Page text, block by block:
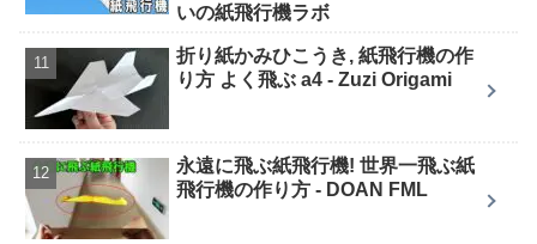
いの紙飛行機ラボ
折り紙かみひこうき, 紙飛行機の作
り方 よく飛ぶ a4 - Zuzi Origami
永遠に飛ぶ紙飛行機! 世界一飛ぶ紙
飛行機の作り方 - DOAN FML